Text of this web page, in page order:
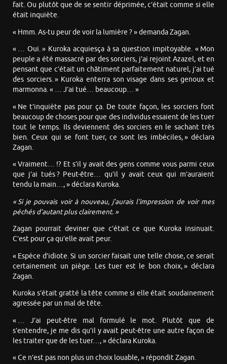
fait. Ou plutôt que de se sentir déprimée, c’était comme si elle
était inquiète.
« Hmm. As-tu peur de voir la lumière ? » demanda Zagan.
« … Oui. » Kuroka acquiesça à sa question impitoyable. « Mon
peuple a été massacré par des sorciers, j’ai rejoint Azazel, et en
pensant que c’était un châtiment parfaitement naturel, j’ai tué
des sorciers. » Kuroka enterra son visage dans ses genoux et
marmonna. « … J’ai tué… beaucoup… »
« Ne t’inquiète pas pour ça. De toute façon, les sorciers font
beaucoup de choses pour que des individus essaient de les tuer
tout le temps. Ils deviennent des sorciers en le sachant très
bien. Ceux qui se font tuer, ce sont les imbéciles, » déclara
Zagan.
« Vraiment… !? Et s’il y avait des gens comme vous parmi ceux
que j’ai tués ? Peut-être… qu’il y avait ceux qui m’auraient
tendu la main…, » déclara Kuroka.
« Si je pouvais voir à nouveau, j’aurais l’impression de voir mes
péchés d’autant plus clairement. »
Zagan pourrait deviner que c’était ce que Kuroka insinuait.
C’est pour ça qu’elle avait peur.
« Espèce d’idiote. Si un sorcier faisait une telle chose, ce serait
certainement un piège. Les tuer est le bon choix, » déclara
Zagan.
Kuroka s’était gratté la tête comme si elle était soudainement
agressée par un mal de tête.
« … J’ai peut-être mal formulé le mot. Plutôt que de
s’entendre, je me dis qu’il y avait peut-être une autre façon de
les traiter que de les tuer…, » déclara Kuroka.
« Ce n’est pas non plus un choix louable, » répondit Zagan.